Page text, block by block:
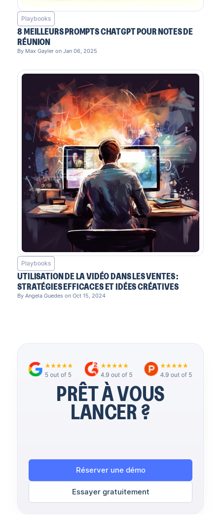
Playbooks
8 MEILLEURS PROMPTS CHATGPT POUR NOTES DE
RÉUNION
By Max Gayler on Jan 06, 2025
Playbooks
UTILISATION DE LA VIDÉO DANS LES VENTES :
STRATÉGIES EFFICACES ET IDÉES CRÉATIVES
By Angela Guedes on Oct 15, 2024
PRÊT À VOUS
LANCER ?
Réserver une démo
Essayer gratuitement